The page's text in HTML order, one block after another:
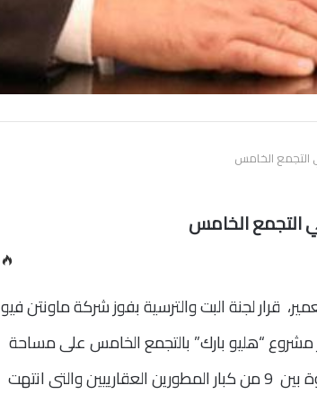
التجمع الخامس
التجمع الخامس
قرار لجنة البت والترسية بفوز شركة ماونتن فيو
مشروع “هليو بارك” بالتجمع الخامس على مساحة
فدان. وتم هذا الاختيار بعد منافسة تتسم بالقوة بين 9 من كبار المطورين العقارييين والتى انتهت